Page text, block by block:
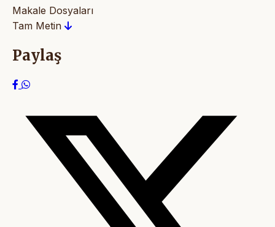
Makale Dosyaları
Tam Metin
Paylaş